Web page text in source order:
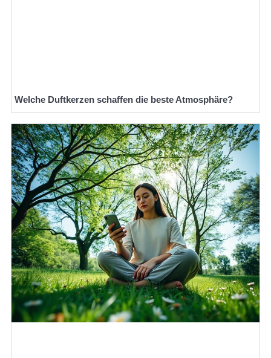
Welche Duftkerzen schaffen die beste Atmosphäre?